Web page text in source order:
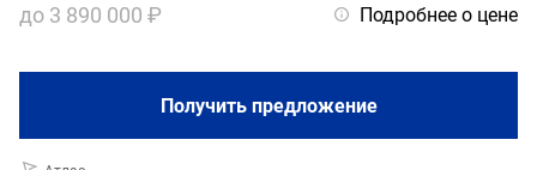
до 3 890 000 ₽ Подробнее о цене
Получить предложение